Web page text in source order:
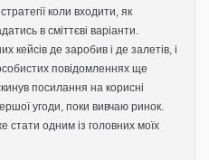
коли входити, як
в сміттєві варіанти.
кейсів де заробив і де залетів, і
повідомленнях ще
посилання на корисні
угоди, поки вивчаю ринок.
одним із головних моїх